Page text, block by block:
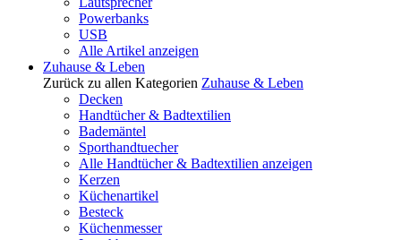
Powerbanks
USB
Alle Artikel anzeigen
Zuhause & Leben
Zurück zu allen Kategorien Zuhause & Leben
Decken
Handtücher & Badtextilien
Bademäntel
Sporthandtuecher
Alle Handtücher & Badtextilien anzeigen
Kerzen
Küchenartikel
Besteck
Küchenmesser